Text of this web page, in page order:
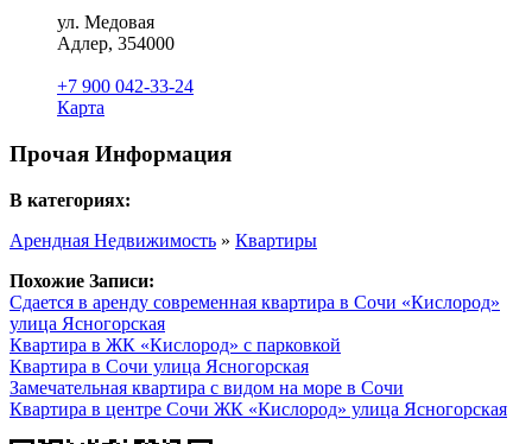
ул. Медовая
Адлер, 354000
+7 900 042-33-24
Карта
Прочая Информация
В категориях:
Арендная Недвижимость » Квартиры
Похожие Записи:
Сдается в аренду современная квартира в Сочи «Кислород»
улица Ясногорская
Квартира в ЖК «Кислород» с парковкой
Квартира в Сочи улица Ясногорская
Замечательная квартира с видом на море в Сочи
Квартира в центре Сочи ЖК «Кислород» улица Ясногорская